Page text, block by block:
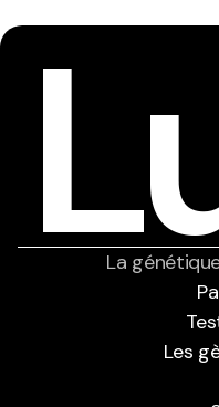
La
Les
Les